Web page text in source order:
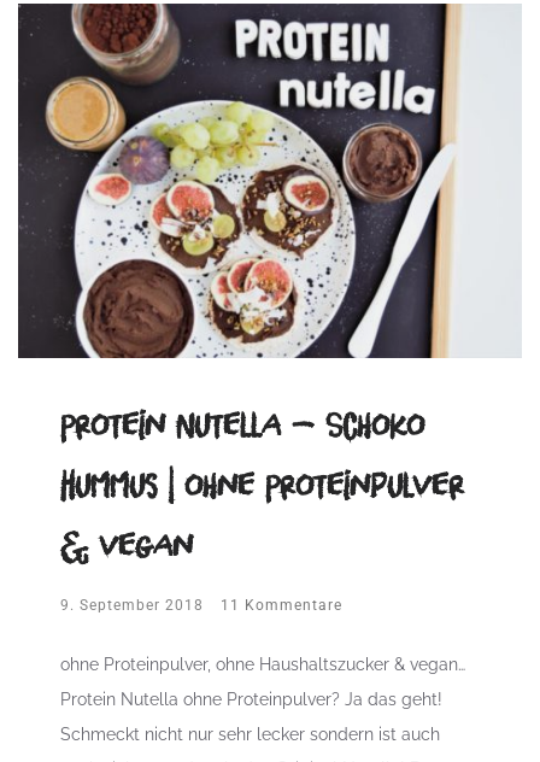
Protein Nutella – Schoko
Hummus | ohne Proteinpulver
& vegan
9. September 2018 11 Kommentare
ohne Proteinpulver, ohne Haushaltszucker & vegan…
Protein Nutella ohne Proteinpulver? Ja das geht!
Schmeckt nicht nur sehr lecker sondern ist auch